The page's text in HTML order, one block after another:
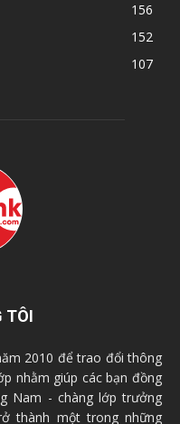
156
152
107
TÔI
2010 để trao đổi thông
nhằm giúp các bạn đồng
Nam - chàng lớp trưởng
thành một trong những